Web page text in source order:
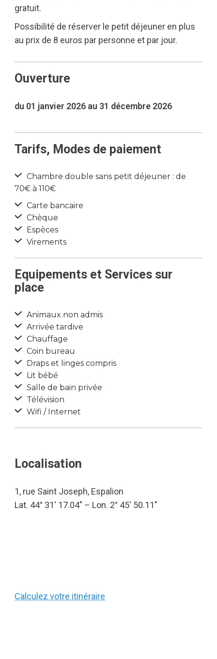
gratuit.
Possibilité de réserver le petit déjeuner en plus
au prix de 8 euros par personne et par jour.
Ouverture
du 01 janvier 2026 au 31 décembre 2026
Tarifs, Modes de paiement
Chambre double sans petit déjeuner : de
70€ à 110€
Carte bancaire
Chèque
Espèces
Virements
Equipements et Services sur
place
Animaux non admis
Arrivée tardive
Chauffage
Coin bureau
Draps et linges compris
Lit bébé
Salle de bain privée
Télévision
Wifi / Internet
Localisation
1, rue Saint Joseph, Espalion
Lat. 44° 31′ 17.04″ – Lon. 2° 45′ 50.11″
Calculez votre itinéraire